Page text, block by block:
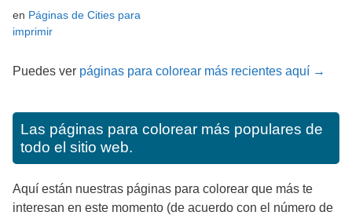
en Páginas de Cities para
imprimir
Puedes ver páginas para colorear más recientes aquí →
Las páginas para colorear más populares de
todo el sitio web.
Aquí están nuestras páginas para colorear que más te
interesan en este momento (de acuerdo con el número de